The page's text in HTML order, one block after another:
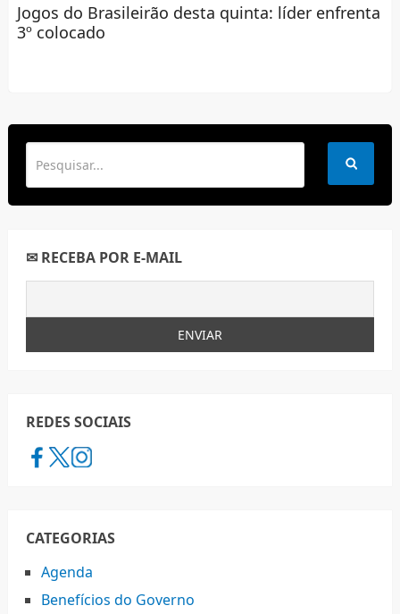
Jogos do Brasileirão desta quinta: líder enfrenta
3º colocado
✉ RECEBA POR E-MAIL
REDES SOCIAIS
CATEGORIAS
Agenda
Benefícios do Governo